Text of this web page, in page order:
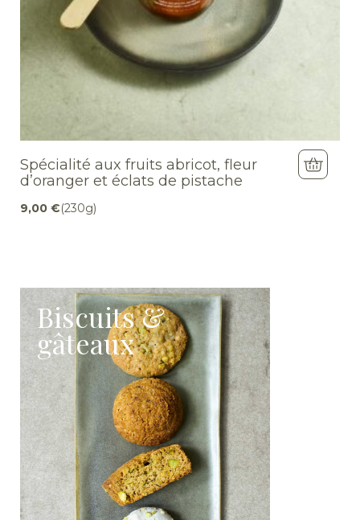
Spécialité aux fruits abricot, fleur
d’oranger et éclats de pistache
9,00 €(230g)
Biscuits &
gâteaux